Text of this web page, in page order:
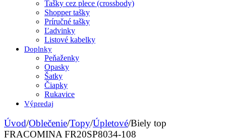
Tašky cez plece (crossbody)
Shopper tašky
Príručné tašky
Ľadvinky
Listové kabelky
Doplnky
Peňaženky
Opasky
Šatky
Čiapky
Rukavice
Výpredaj
Úvod/Oblečenie/Topy/Úpletové/Biely top
FRACOMINA FR20SP8034-108